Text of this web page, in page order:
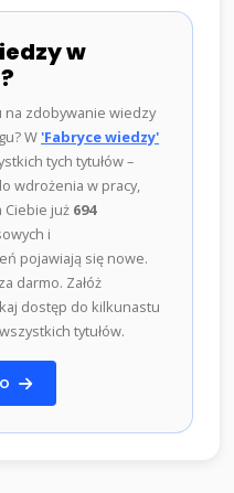
w
zdobywanie wiedzy
W'Fabryce wiedzy'
tych tytułów –
wdrożenia w pracy,
Ciebie już 694
i
pojawiają się nowe.
za darmo. Załóż
dostęp do kilkunastu
tytułów.